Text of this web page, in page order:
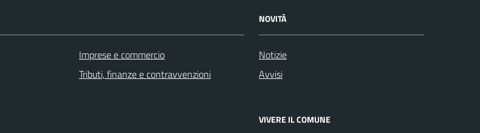
Imprese e commercio
Tributi, finanze e contravvenzioni
NOVITÀ
Notizie
Avvisi
VIVERE IL COMUNE